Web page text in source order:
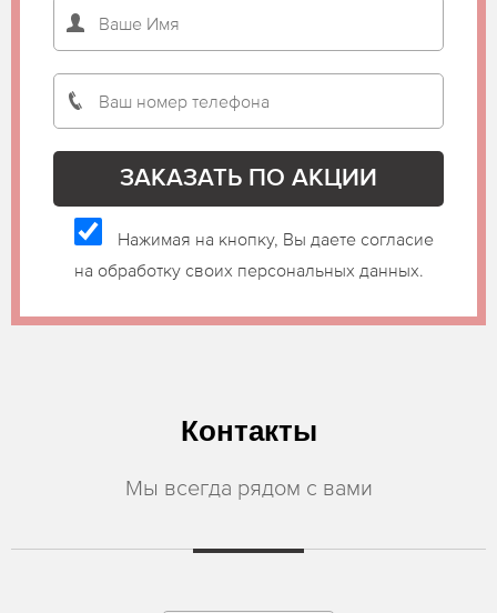
Нажимая на кнопку, Вы даете согласие
на обработку своих персональных данных.
Контакты
Мы всегда рядом с вами